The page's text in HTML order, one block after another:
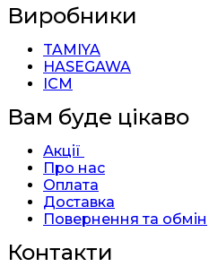
Виробники
TAMIYA
HASEGAWA
ICM
Вам буде цікаво
Акції
Про нас
Оплата
Доставка
Повернення та обмін
Контакти